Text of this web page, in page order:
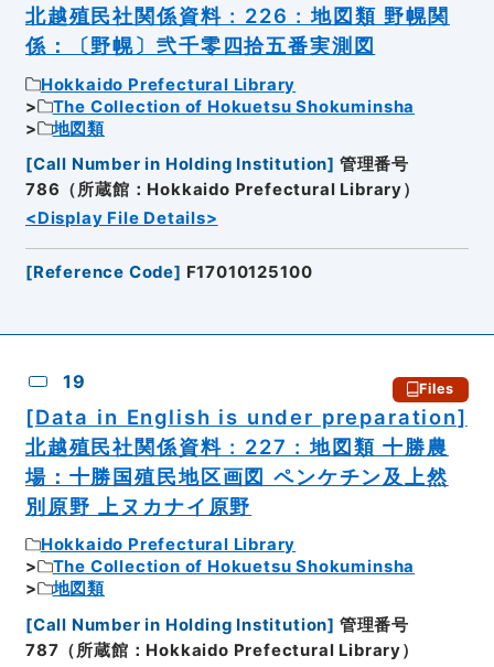
北越殖民社関係資料 : 226 : 地図類 野幌関
係：〔野幌〕弐千零四拾五番実測図
Hokkaido Prefectural Library
The Collection of Hokuetsu Shokuminsha
地図類
[Call Number in Holding Institution] 管理番号
786（所蔵館：Hokkaido Prefectural Library）
<Display File Details>
[Reference Code] F17010125100
19 Files
[Data in English is under preparation]
北越殖民社関係資料 : 227 : 地図類 十勝農
場：十勝国殖民地区画図 ペンケチン及上然
別原野 上ヌカナイ原野
Hokkaido Prefectural Library
The Collection of Hokuetsu Shokuminsha
地図類
[Call Number in Holding Institution] 管理番号
787（所蔵館：Hokkaido Prefectural Library）